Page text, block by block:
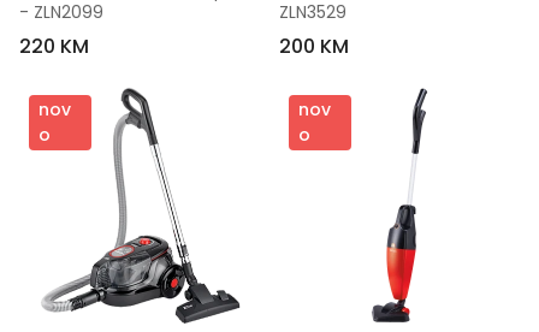
- ZLN2099
220 KM
ZLN3529
200 KM
nov
o
nov
o